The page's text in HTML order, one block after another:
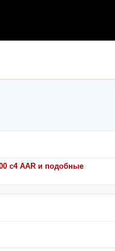
с4 AAR и подобные